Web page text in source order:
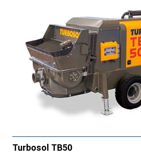
Turbosol TB50